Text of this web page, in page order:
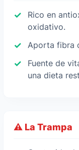
Rico en
oxidativo.
Aporta fibra
Fuente de
una dieta
⚠️ La Trampa